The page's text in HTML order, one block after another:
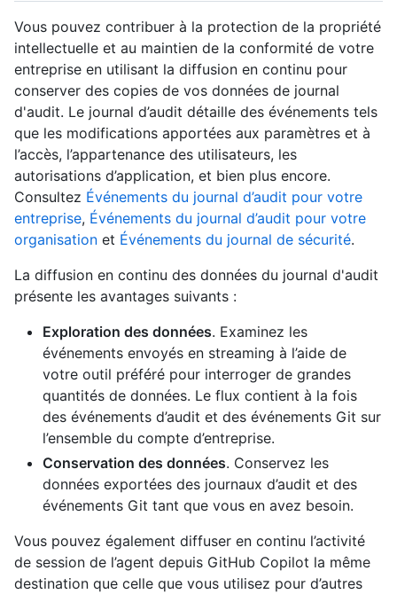
Vous pouvez contribuer à la protection de la propriété
intellectuelle et au maintien de la conformité de votre
entreprise en utilisant la diffusion en continu pour
conserver des copies de vos données de journal
d'audit. Le journal d’audit détaille des événements tels
que les modifications apportées aux paramètres et à
l’accès, l’appartenance des utilisateurs, les
autorisations d’application, et bien plus encore.
Consultez Événements du journal d’audit pour votre
entreprise, Événements du journal d’audit pour votre
organisation et Événements du journal de sécurité.
La diffusion en continu des données du journal d'audit
présente les avantages suivants :
Exploration des données. Examinez les
événements envoyés en streaming à l’aide de
votre outil préféré pour interroger de grandes
quantités de données. Le flux contient à la fois
des événements d’audit et des événements Git sur
l’ensemble du compte d’entreprise.
Conservation des données. Conservez les
données exportées des journaux d’audit et des
événements Git tant que vous en avez besoin.
Vous pouvez également diffuser en continu l’activité
de session de l’agent depuis GitHub Copilot la même
destination que celle que vous utilisez pour d’autres